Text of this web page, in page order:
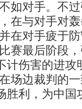
如对手。不
在与对手对
在对手疲于
赛最后阶段
计伤害的进
场边裁判的
胜利，为中国